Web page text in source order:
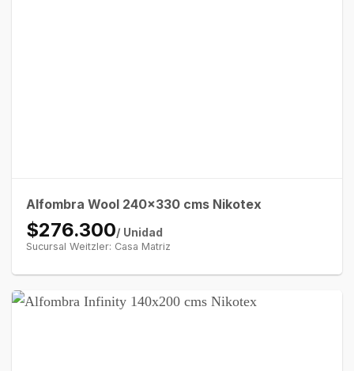
Alfombra Wool 240×330 cms Nikotex
$276.300/ Unidad
Sucursal Weitzler: Casa Matriz